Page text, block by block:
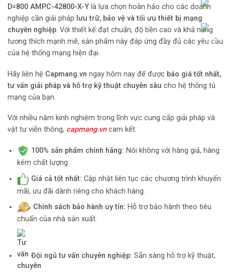
D=800 AMPC-42800-X-Y là lựa chọn hoàn hảo cho các doanh
nghiệp cần giải pháp lưu trữ, bảo vệ và tối ưu thiết bị mạng
chuyên nghiệp. Với thiết kế đạt chuẩn, độ bền cao và khả năng
tương thích mạnh mẽ, sản phẩm này đáp ứng đầy đủ các yêu cầu
của hệ thống mạng hiện đại.
Hãy liên hệ Capmang.vn ngay hôm nay để được báo giá tốt nhất,
tư vấn giải pháp và hỗ trợ kỹ thuật chuyên sâu cho hệ thống tủ
mạng của bạn.
Với nhiều năm kinh nghiệm trong lĩnh vực cung cấp giải pháp và
vật tư viễn thông, capmang.vncam kết:
100% sản phẩm chính hãng: Nói không với hàng giả, hàng
kém chất lượng.
Giá cả tốt nhất: Cập nhật liên tục các chương trình khuyến
mãi, ưu đãi dành riêng cho khách hàng.
Chính sách bảo hành uy tín: Hỗ trợ bảo hành theo tiêu
chuẩn của nhà sản xuất.
Đội ngũ tư vấn chuyên nghiệp: Sẵn sàng hỗ trợ kỹ thuật,